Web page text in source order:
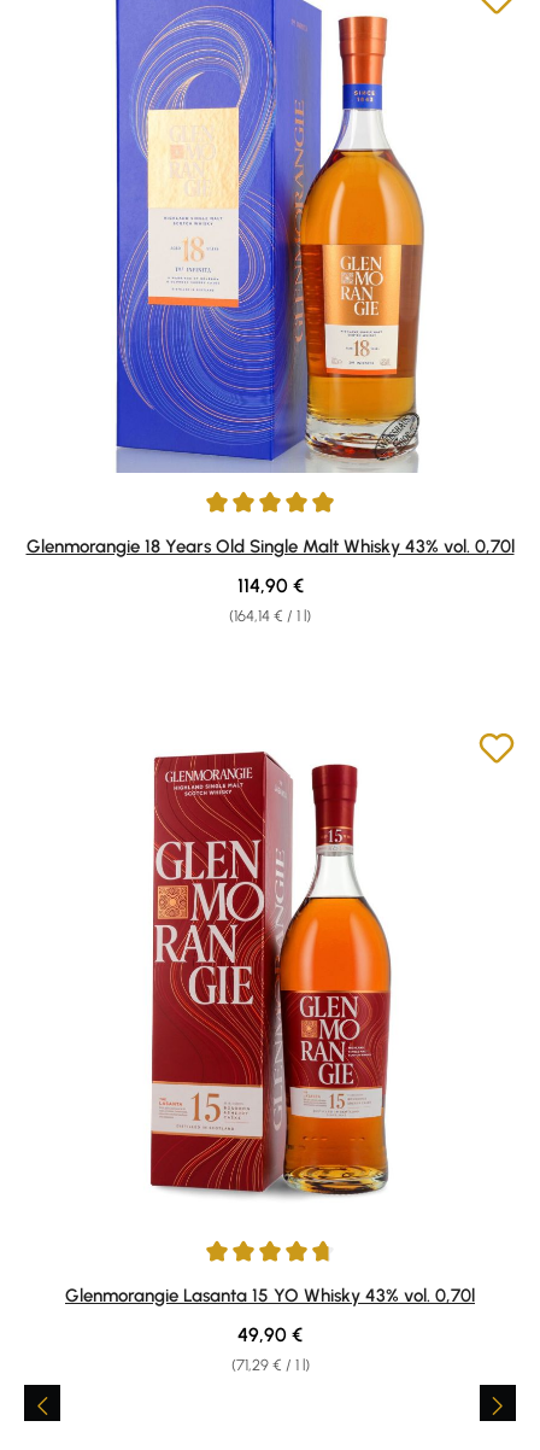
Average rating of 4.9 out of 5 stars
Glenmorangie 18 Years Old Single Malt Whisky 43% vol. 0,70l
(164,14 € / 1 l)
Regular price:
114,90 €
Average rating of 4.86 out of 5 stars
Glenmorangie Lasanta 15 YO Whisky 43% vol. 0,70l
(71,29 € / 1 l)
Regular price:
49,90 €